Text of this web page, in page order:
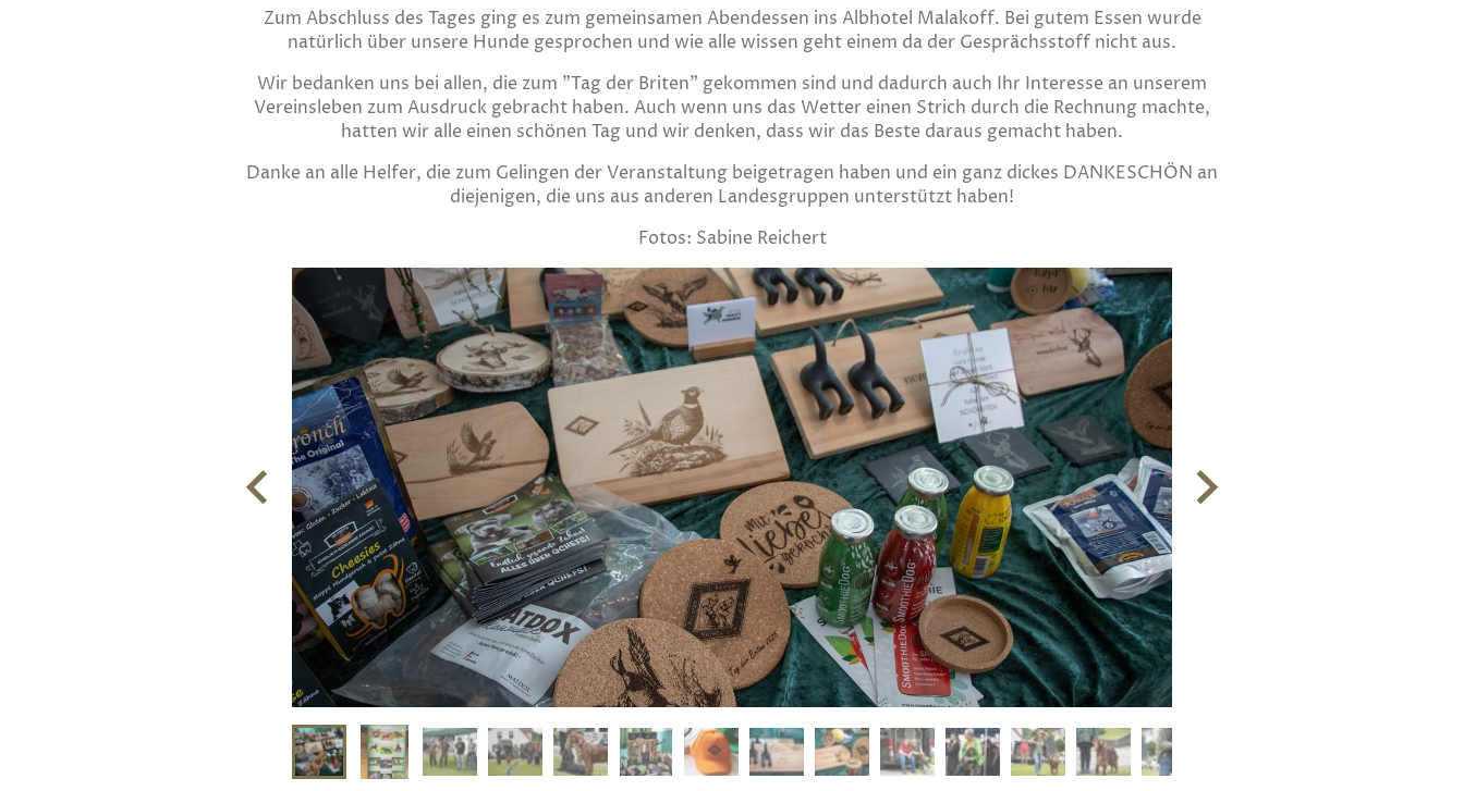
Zum Abschluss des Tages ging es zum gemeinsamen Abendessen ins Albhotel Malakoff. Bei gutem Essen wurde
natürlich über unsere Hunde gesprochen und wie alle wissen geht einem da der Gesprächsstoff nicht aus.
Wir bedanken uns bei allen, die zum "Tag der Briten" gekommen sind und dadurch auch Ihr Interesse an unserem
Vereinsleben zum Ausdruck gebracht haben. Auch wenn uns das Wetter einen Strich durch die Rechnung machte,
hatten wir alle einen schönen Tag und wir denken, dass wir das Beste daraus gemacht haben.
Danke an alle Helfer, die zum Gelingen der Veranstaltung beigetragen haben und ein ganz dickes DANKESCHÖN an
diejenigen, die uns aus anderen Landesgruppen unterstützt haben!
Fotos: Sabine Reichert